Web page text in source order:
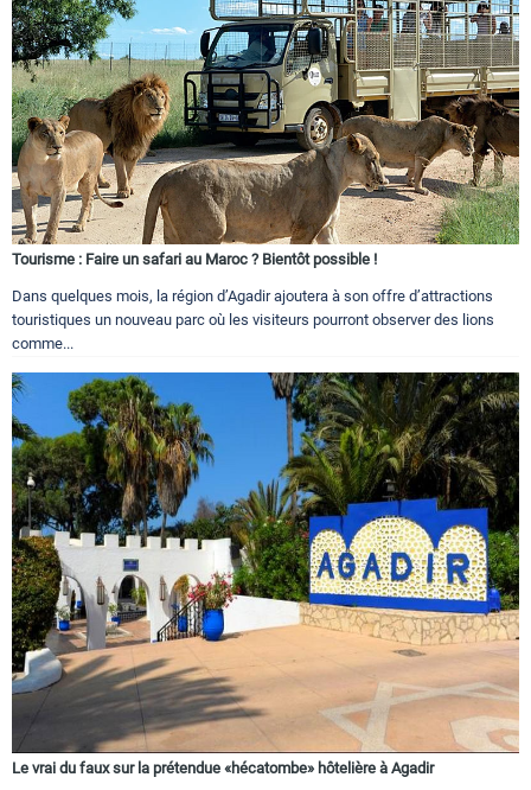
Tourisme : Faire un safari au Maroc ? Bientôt possible !
Dans quelques mois, la région d’Agadir ajoutera à son offre d’attractions
touristiques un nouveau parc où les visiteurs pourront observer des lions
comme...
Le vrai du faux sur la prétendue «hécatombe» hôtelière à Agadir